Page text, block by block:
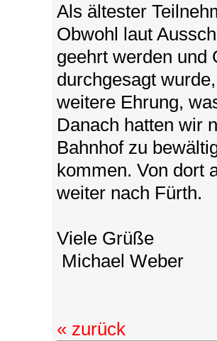
Als ältester
Obwohl laut
geehrt werden und
durchgesagt
weitere Ehrung,
Danach hatten wir
Bahnhof zu
kommen. Von dort
weiter nach Fürth.
Viele Grüße
Michael Weber
« zurück